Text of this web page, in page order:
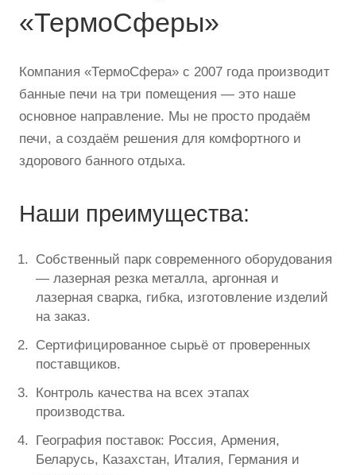
«ТермоСферы»
Компания «ТермоСфера» с 2007 года производит
банные печи на три помещения — это наше
основное направление. Мы не просто продаём
печи, а создаём решения для комфортного и
здорового банного отдыха.
Наши преимущества:
Собственный парк современного оборудования
— лазерная резка металла, аргонная и
лазерная сварка, гибка, изготовление изделий
на заказ.
Сертифицированное сырьё от проверенных
поставщиков.
Контроль качества на всех этапах
производства.
География поставок: Россия, Армения,
Беларусь, Казахстан, Италия, Германия и